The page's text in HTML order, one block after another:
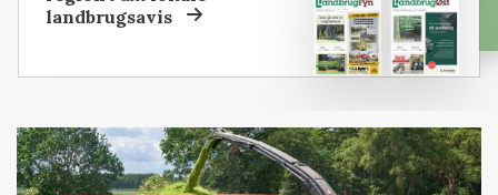
landbrugsavis